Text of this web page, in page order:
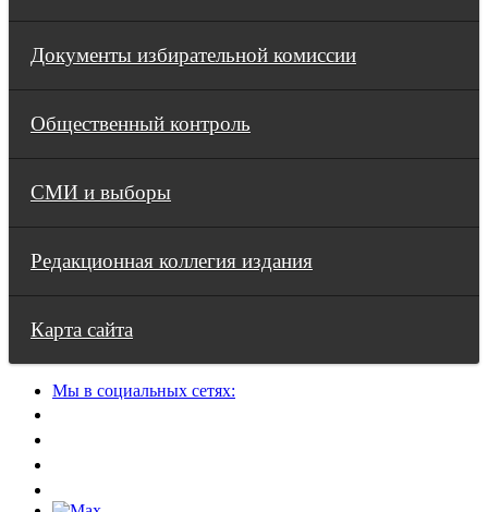
Документы избирательной комиссии
Общественный контроль
СМИ и выборы
Редакционная коллегия издания
Карта сайта
Мы в социальных сетях: